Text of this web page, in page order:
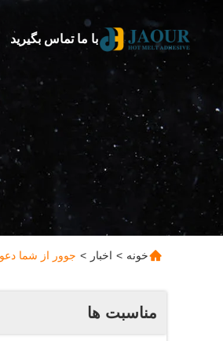
با ما تماس بگیرید
خونه > اخبار > جوور از شما دعوت ميکنه که به 20 نمايشگاه داخلي
مناسبت ها